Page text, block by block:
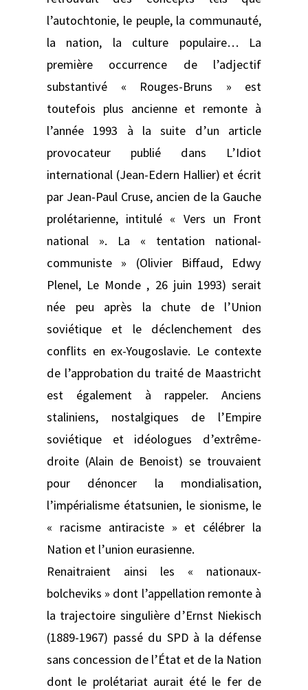
l’autochtonie, le peuple, la communauté,
la nation, la culture populaire… La
première occurrence de l’adjectif
substantivé « Rouges-Bruns » est
toutefois plus ancienne et remonte à
l’année 1993 à la suite d’un article
provocateur publié dans L’Idiot
international (Jean-Edern Hallier) et écrit
par Jean-Paul Cruse, ancien de la Gauche
prolétarienne, intitulé « Vers un Front
national ». La « tentation national-
communiste » (Olivier Biffaud, Edwy
Plenel, Le Monde , 26 juin 1993) serait
née peu après la chute de l’Union
soviétique et le déclenchement des
conflits en ex-Yougoslavie. Le contexte
de l’approbation du traité de Maastricht
est également à rappeler. Anciens
staliniens, nostal­giques de l’Empire
soviétique et idéologues d’extrême-
droite (Alain de Benoist) se trouvaient
pour dénoncer la mondialisation,
l’impérialisme étatsunien, le sionisme, le
« racisme antiraciste » et célébrer la
Nation et l’union eurasienne.
Renaitraient ainsi les « nationaux-
bolcheviks » dont l’appellation remonte à
la trajectoire singulière d’Ernst Niekisch
(1889-1967) passé du SPD à la défense
sans concession de l’État et de la Nation
dont le prolétariat aurait été le fer de